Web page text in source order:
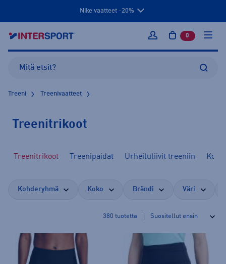
Nike vaatteet -20%
Kirjaudu sisään
0 tuotetta
Treeni Treenivaatteet
Treenitrikoot
Treenitrikoot Treenipaidat Urheiluliivit treeniin
Kohderyhmä Koko Brändi Väri
380 tuotetta